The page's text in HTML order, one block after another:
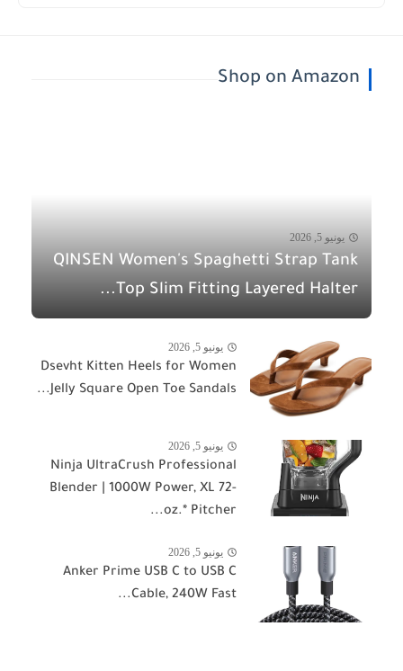
Shop on Amazon
يونيو 5, 2026
QINSEN Women's Spaghetti Strap Tank
Top Slim Fitting Layered Halter...
يونيو 5, 2026
Dsevht Kitten Heels for Women
Jelly Square Open Toe Sandals...
يونيو 5, 2026
Ninja UltraCrush Professional
Blender | 1000W Power, XL 72-
oz.* Pitcher...
يونيو 5, 2026
Anker Prime USB C to USB C
Cable, 240W Fast...